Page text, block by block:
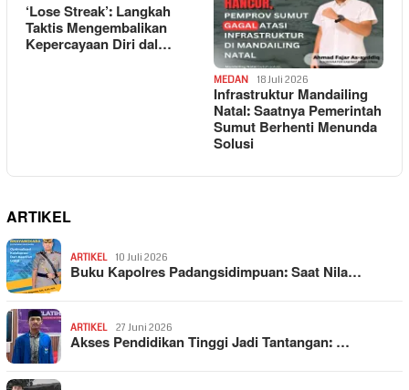
‘Lose Streak’: Langkah
Taktis Mengembalikan
Kepercayaan Diri dal…
MEDAN 18 Juli 2026
Infrastruktur Mandailing
Natal: Saatnya Pemerintah
Sumut Berhenti Menunda
Solusi
ARTIKEL
ARTIKEL 10 Juli 2026
Buku Kapolres Padangsidimpuan: Saat Nila…
ARTIKEL 27 Juni 2026
Akses Pendidikan Tinggi Jadi Tantangan: …